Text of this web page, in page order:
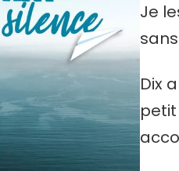
Je
Dix
petit